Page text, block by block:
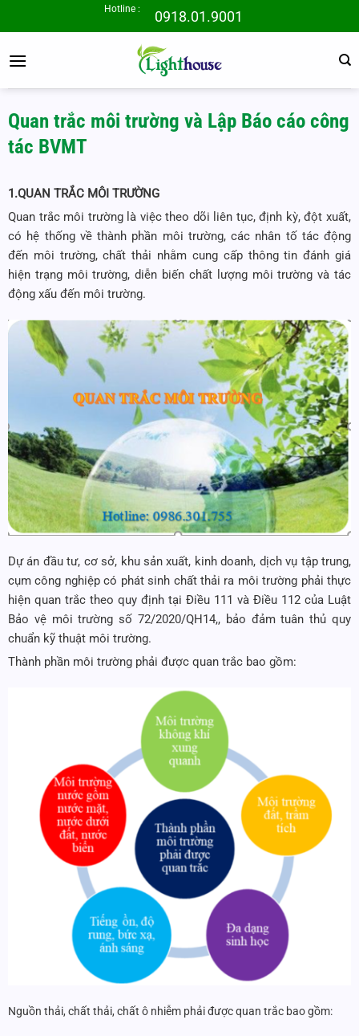
qua
dung
Hotline : 0918.01.9001
Quan trắc môi trường và Lập Báo cáo công
tác BVMT
1.QUAN TRẮC MÔI TRƯỜNG
Quan trắc môi trường là việc theo dõi liên tục, định kỳ, đột xuất,
có hệ thống về thành phần môi trường, các nhân tố tác động
đến môi trường, chất thải nhằm cung cấp thông tin đánh giá
hiện trạng môi trường, diễn biến chất lượng môi trường và tác
động xấu đến môi trường.
Dự án đầu tư, cơ sở, khu sản xuất, kinh doanh, dịch vụ tập trung,
cụm công nghiệp có phát sinh chất thải ra môi trường phải thực
hiện quan trắc theo quy định tại Điều 111 và Điều 112 của Luật
Bảo vệ môi trường số 72/2020/QH14,, bảo đảm tuân thủ quy
chuẩn kỹ thuật môi trường.
Thành phần môi trường phải được quan trắc bao gồm:
Nguồn thải, chất thải, chất ô nhiễm phải được quan trắc bao gồm: